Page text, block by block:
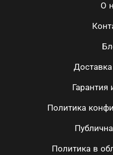
О
Гарантия
Политика
Политика в